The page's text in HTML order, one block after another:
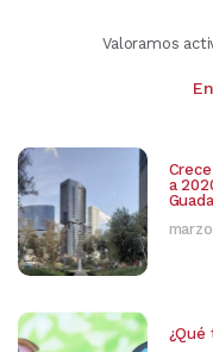
Valoramos
a
¿Qué